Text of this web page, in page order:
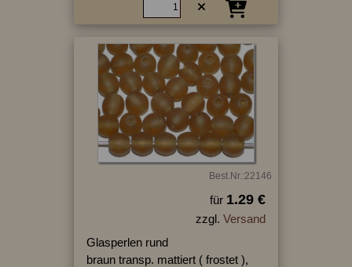
Best.Nr.:22146
für 1.29 €
zzgl. Versand
Glasperlen rund
braun transp. mattiert ( frostet ),